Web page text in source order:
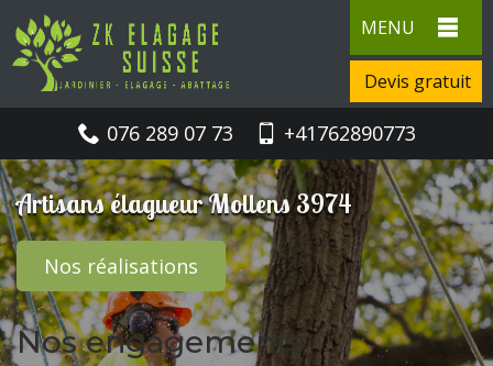
MENU
Devis gratuit
076 289 07 73 +41762890773
Artisans élagueur Mollens 3974
Nos réalisations
Nos engagements